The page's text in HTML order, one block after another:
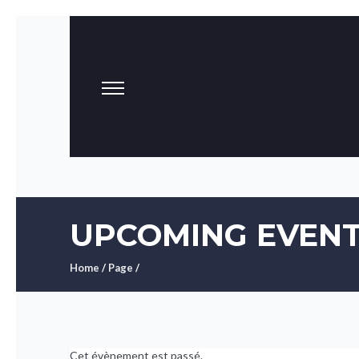
UPCOMING
Home / Page /
Cet évènement est passé.